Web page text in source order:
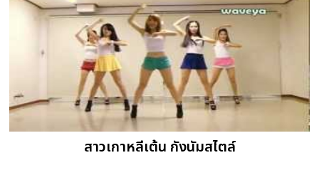
สาวเกาหลีเต้น กังนัมสไตล์